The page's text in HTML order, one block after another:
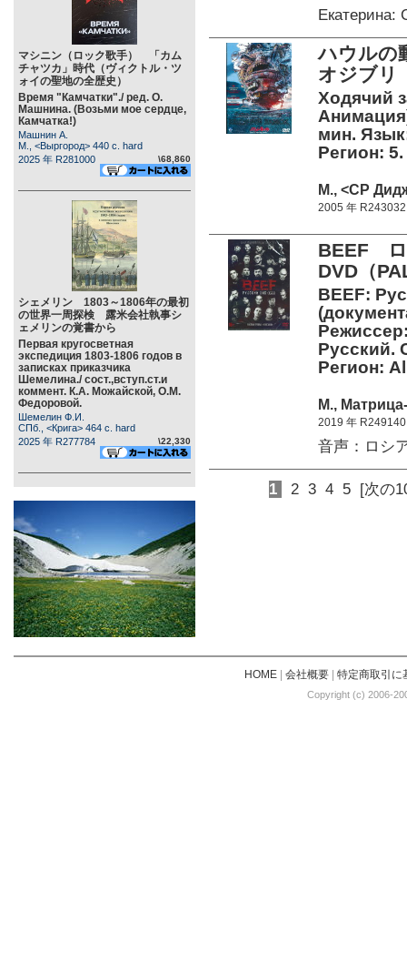
マシニン（ロック歌手） 「カム
チャツカ」時代（ヴィクトル・ツ
ォイの聖地の全歴史）
Время "Камчатки"./ ред. О.
Машнина. (Возьми мое сердце,
Камчатка!)
Машнин А.
М., <Выргород> 440 c. hard
2025 年 R281000
\68,860
シェメリン 1803～1806年の最初
の世界一周探検 露米会社執事シ
ェメリンの覚書から
Первая кругосветная
экспедиция 1803-1806 годов в
записках приказчика
Шемелина./ сост.,вступ.ст.и
коммент. К.А. Можайской, О.М.
Федоровой.
Шемелин Ф.И.
СПб., <Крига> 464 c. hard
2025 年 R277784
\22,330
Екатерина:
ハウル
オジブ
Ходячий
мин.
Регион: 5.
М., <СР
2005 年 R243032
BEEF
DVD（
BEEF:
Русский.
Регион:
М.,
2019 年 R249140
音声：ロシ
1 2 3 4 5 [次の
HOME| 会社概要| 特定商取引に
Copyright (c) 2006-